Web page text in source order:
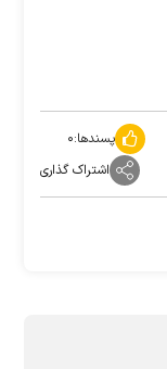
پسندها:۰
اشتراک گذاری